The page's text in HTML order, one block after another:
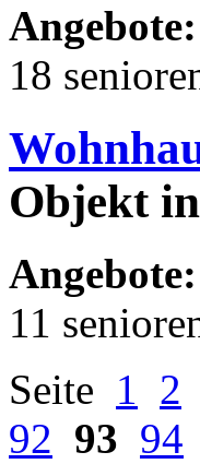
Angebote:
18
Objekt
Angebote:
11
Seite 1 2
92 93 94